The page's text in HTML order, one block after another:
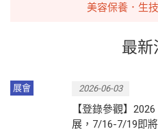
美容保養．生
最新
展會 2026-06-03
【登錄參觀】
展，7/16-7/19即